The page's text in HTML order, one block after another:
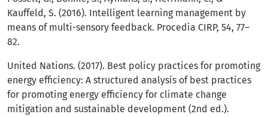
Kauffeld, S. (2016). Intelligent learning management by
means of multi-sensory feedback. Procedia CIRP, 54, 77–
82.
United Nations. (2017). Best policy practices for promoting
energy efficiency: A structured analysis of best practices
for promoting energy efficiency for climate change
mitigation and sustainable development (2nd ed.).